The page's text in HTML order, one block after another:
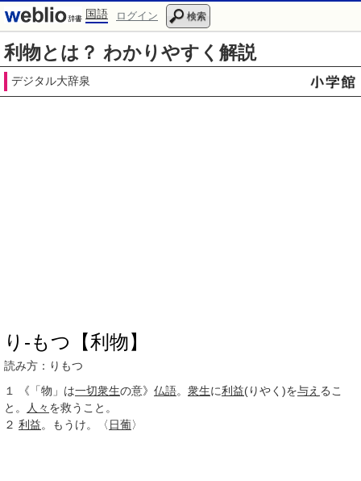
国語 ログイン 検索
利物とは？ わかりやすく解説
デジタル大辞泉
り‐もつ【利物】
読み方：りもつ
１
《「物」は一切衆生の意》 仏語。 衆生に利益(りやく)を与え るこ
と。
人々 を救うこと。
２ 利益。もうけ。〈 日葡〉